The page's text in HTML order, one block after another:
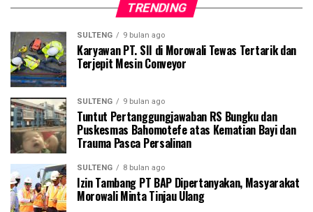
TRENDING
SULTENG 9 bulan ago
Karyawan PT. SII di Morowali Tewas Tertarik dan
Terjepit Mesin Conveyor
SULTENG 9 bulan ago
Tuntut Pertanggungjawaban RS Bungku dan
Puskesmas Bahomotefe atas Kematian Bayi dan
Trauma Pasca Persalinan
SULTENG 8 bulan ago
Izin Tambang PT BAP Dipertanyakan, Masyarakat
Morowali Minta Tinjau Ulang